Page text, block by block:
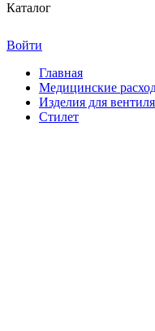
Каталог
Войти
Главная
Медицинские
Изделия для
Стилет